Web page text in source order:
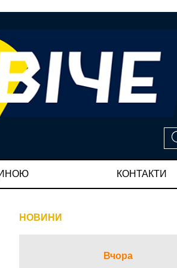
КОНТАКТИ
НОВИНИ
Вчора